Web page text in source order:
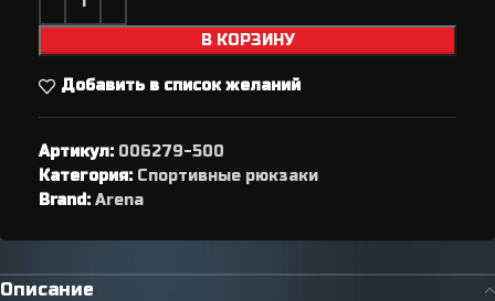
В КОРЗИНУ
Добавить в список желаний
Артикул: 006279-500
Категория: Спортивные рюкзаки
Brand: Arena
Описание